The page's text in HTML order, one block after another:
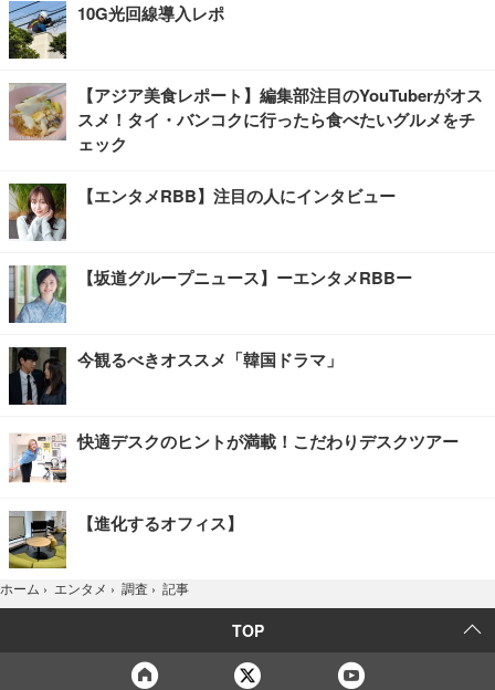
10G光回線導入レポ
【アジア美食レポート】編集部注目のYouTuberがオス
スメ！タイ・バンコクに行ったら食べたいグルメをチ
ェック
【エンタメRBB】注目の人にインタビュー
【坂道グループニュース】ーエンタメRBBー
今観るべきオススメ「韓国ドラマ」
快適デスクのヒントが満載！こだわりデスクツアー
【進化するオフィス】
ホーム › エンタメ › 調査 › 記事
TOP